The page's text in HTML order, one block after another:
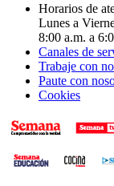
Horarios de
Lunes a
8:00 a.m. a
Canales de
Trabaje con
Paute con
Cookies